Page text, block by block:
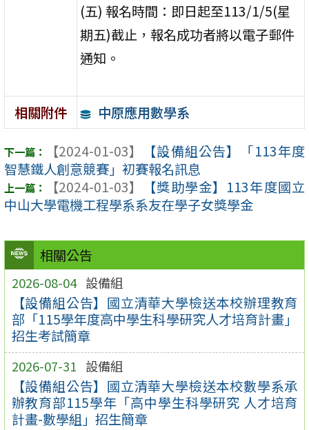
相關公告
2026-08-04 設備組
【設備組公告】國立清華大學檢送本校辦理教育
部「115學年度高中學生科學研究人才培育計畫」
招生考試簡章
2026-07-31 設備組
【設備組公告】國立清華大學檢送本校數學系承
辦教育部115學年「高中學生科學研究 人才培育
計畫-數學組」招生簡章
(五) 報名時間：即日起至113/1/5(星
期五)截止，報名成功者將以電子郵件
通知。
相關附件 中原應用數學系
【2024-01-03】
【設備組公告】「113年度
智慧鐵人創意競賽」初賽報名訊息
【2024-01-03】
【獎助學金】113年度國立
中山大學電機工程學系系友在學子女獎學金